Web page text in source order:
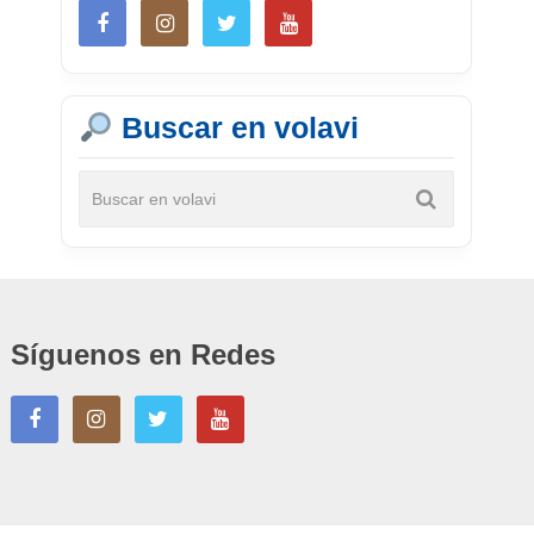
Buscar en volavi
Síguenos en Redes